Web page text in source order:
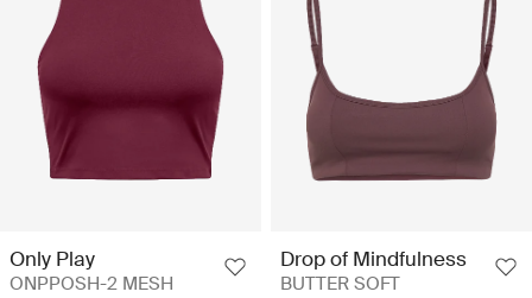
Only Play
ONPPOSH-2 MESH
Drop of Mindfulness
BUTTER SOFT